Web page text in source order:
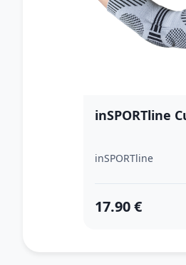
inSPORTline
inSPORTline
17.90 €